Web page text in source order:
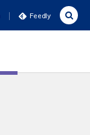
Feedly